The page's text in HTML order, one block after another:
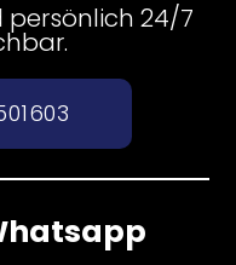
persönlich 24/7